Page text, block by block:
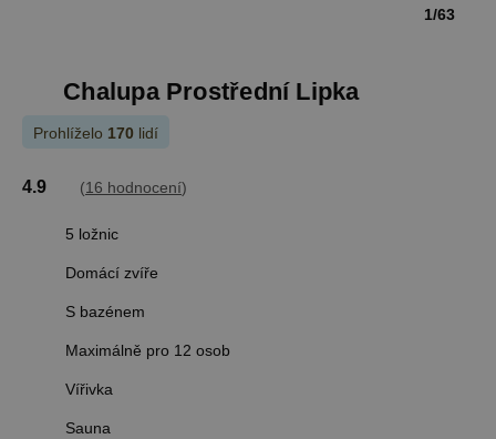
1/63
Chalupa Prostřední Lipka
Prohlíželo 170 lidí
4.9 (16 hodnocení)
5 ložnic
Domácí zvíře
S bazénem
Maximálně pro 12 osob
Vířivka
Sauna